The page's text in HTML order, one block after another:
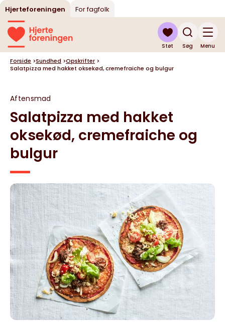
Hjerteforeningen For fagfolk
Søg
Støt Menu
Forside >Sundhed >Opskrifter >
Salatpizza med hakket oksekød, cremefraiche og bulgur
Aftensmad
Salatpizza med hakket
oksekød, cremefraiche og
bulgur